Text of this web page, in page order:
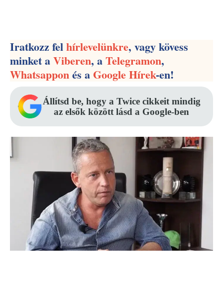
Iratkozz felhírlevelünkre, vagy kövess
minket aViberen, aTelegramon,
Whatsapponés aGoogle Hírek-en!
Állítsd be, hogy a Twice cikkeit mindig
az elsők között lásd a Google-ben